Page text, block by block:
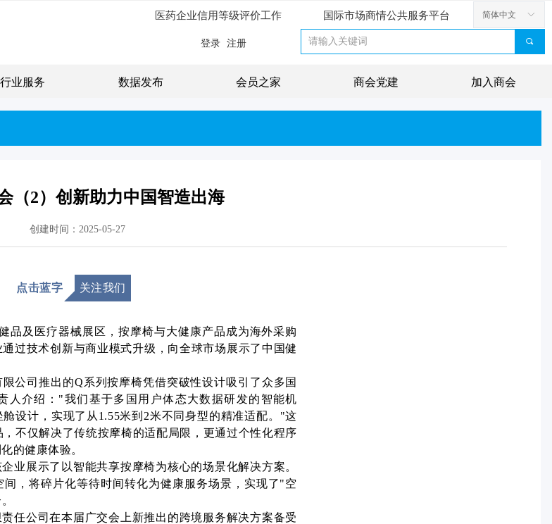
끠
行业服务 数据发布 会员之家 商会党建 加入商会
医药企业信用等级评价工作 国际市场商情公共服务平台
登录 注册
ꀅ
简体中文
（2）创新助力中国智造出海
创建时间： 2025-05-27
点击蓝字 关注我们
品及医疗器械展区，按摩椅与大健康产品成为海外采购
过技术创新与商业模式升级，向全球市场展示了中国健
公司推出的Q系列按摩椅凭借突破性设计吸引了众多国
人介绍："我们基于多国用户体态大数据研发的智能机
设计，实现了从1.55米到2米不同身型的精准适配。"这
不仅解决了传统按摩椅的适配局限，更通过个性化程序
的健康体验。
业展示了以智能共享按摩椅为核心的场景化解决方案。
，将碎片化等待时间转化为健康服务场景，实现了"空
任公司在本届广交会上新推出的跨境服务解决方案备受